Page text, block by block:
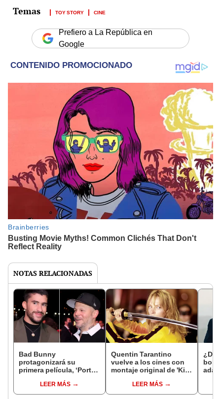
TOY STORY CINE
Prefiero a La República en
Google
NOTAS RELACIONADAS
Bad Bunny
protagonizará su
primera película, ‘Porto
Mortensen: será dirigida
por ‘Residente’
LEER MÁS
Quentin Tarantino
vuelve a los cines con
montaje original de 'Kill
película sin cortes ni
censura
LEER MÁS